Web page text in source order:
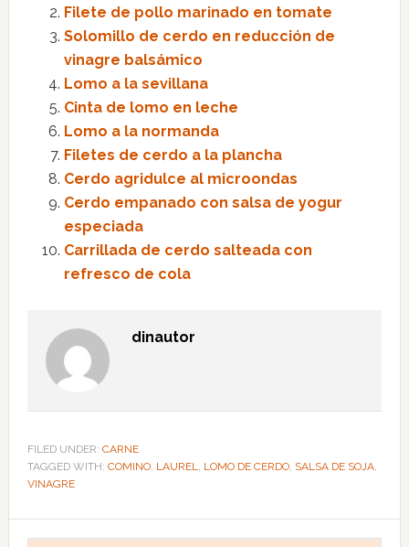
Filete de pollo marinado en tomate
Solomillo de cerdo en reducción de
vinagre balsámico
Lomo a la sevillana
Cinta de lomo en leche
Lomo a la normanda
Filetes de cerdo a la plancha
Cerdo agridulce al microondas
Cerdo empanado con salsa de yogur
especiada
Carrillada de cerdo salteada con
refresco de cola
dinautor
FILED UNDER: CARNE
TAGGED WITH: COMINO, LAUREL, LOMO DE CERDO, SALSA DE SOJA,
VINAGRE